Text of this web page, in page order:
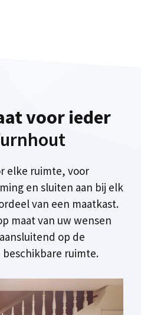
voor ieder
elke ruimte, voor
en sluiten aan bij elk
van een maatkast.
maat van uw wensen
op de
ruimte.